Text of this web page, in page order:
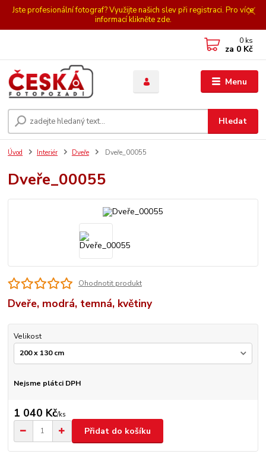
Jste profesionální fotograf? Využijte našich slev při registraci. Pro více
informací klikněte zde.
Menu
Hledat
0 ks
za 0 Kč
Úvod Interiér Dveře Dveře_00055
Dveře_00055
Ohodnotit produkt
Dveře, modrá, temná, květiny
Velikost
Nejsme plátci DPH
1 040 Kč/ks
Přidat do košíku